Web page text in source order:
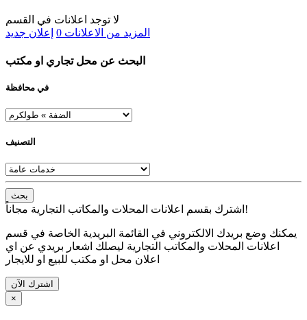
لا توجد اعلانات في القسم
المزيد من الاعلانات 0 إعلان جديد
البحث عن محل تجاري او مكتب
في محافظة
التصنيف
بحث
اشترك بقسم اعلانات المحلات والمكاتب التجارية مجاناً!
يمكنك وضع بريدك الالكتروني في القائمة البريدية الخاصة في قسم
اعلانات المحلات والمكاتب التجارية ليصلك اشعار بريدي عن اي
اعلان محل او مكتب للبيع او للايجار
اشترك الآن
×